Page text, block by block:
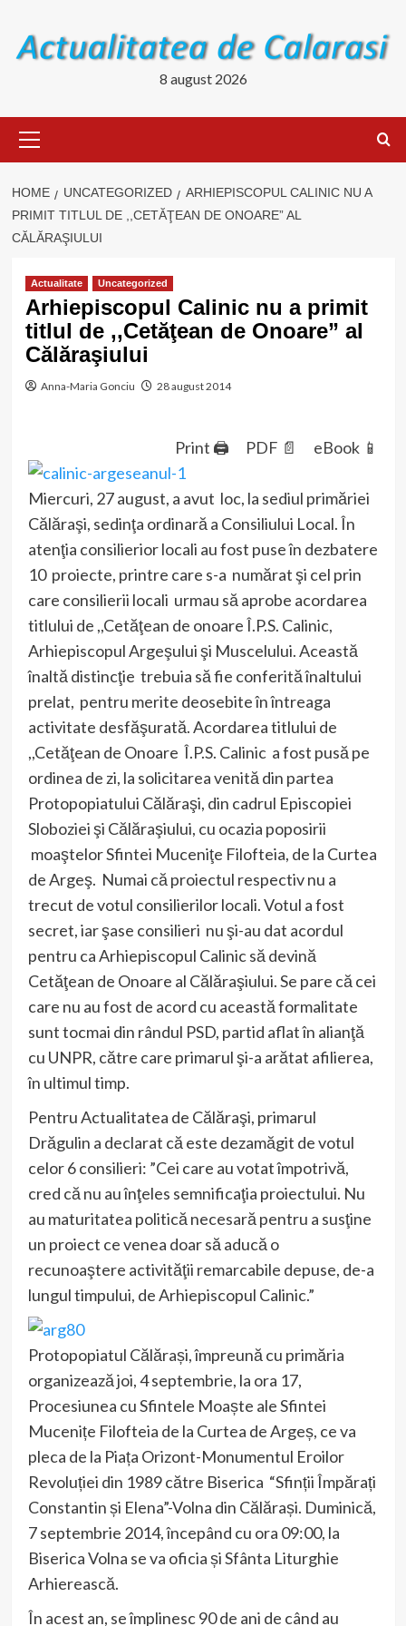
content
8 august 2026
Menu
HOME UNCATEGORIZED
ARHIEPISCOPUL CALINIC NU A
PRIMIT TITLUL DE ,,CETĂŢEAN DE ONOARE” AL
CĂLĂRAŞIULUI
Actualitate Uncategorized
Arhiepiscopul Calinic nu a primit
titlul de ,,Cetăţean de Onoare” al
Călăraşiului
Anna-Maria Gonciu 28 august 2014
Print 🖨 PDF 📄 eBook 📱
Miercuri, 27 august, a avut loc, la sediul primăriei
Călăraşi, sedinţa ordinară a Consiliului Local. În
atenţia consilierior locali au fost puse în dezbatere
10 proiecte, printre care s-a numărat şi cel prin
care consilierii locali urmau să aprobe acordarea
titlului de ,,Cetăţean de onoare Î.P.S. Calinic,
Arhiepiscopul Argeşului şi Muscelului. Această
înaltă distincţie trebuia să fie conferită înaltului
prelat, pentru merite deosebite în întreaga
activitate desfăşurată. Acordarea titlului de
,,Cetăţean de Onoare Î.P.S. Calinic a fost pusă pe
ordinea de zi, la solicitarea venită din partea
Protopopiatului Călăraşi, din cadrul Episcopiei
Sloboziei şi Călăraşiului, cu ocazia poposirii
moaştelor Sfintei Muceniţe Filofteia, de la Curtea
de Argeş. Numai că proiectul respectiv nu a
trecut de votul consilierilor locali. Votul a fost
secret, iar şase consilieri nu şi-au dat acordul
pentru ca Arhiepiscopul Calinic să devină
Cetăţean de Onoare al Călăraşiului. Se pare că cei
care nu au fost de acord cu această formalitate
sunt tocmai din rândul PSD, partid aflat în alianţă
cu UNPR, către care primarul şi-a arătat afilierea,
în ultimul timp.
Pentru Actualitatea de Călăraşi, primarul
Drăgulin a declarat că este dezamăgit de votul
celor 6 consilieri: ”Cei care au votat împotrivă,
cred că nu au înţeles semnificaţia proiectului. Nu
au maturitatea politică necesară pentru a susţine
un proiect ce venea doar să aducă o
recunoaştere activităţii remarcabile depuse, de-a
lungul timpului, de Arhiepiscopul Calinic.”
Protopopiatul Călărași, împreună cu primăria
organizează joi, 4 septembrie, la ora 17,
Procesiunea cu Sfintele Moaște ale Sfintei
Mucenițe Filofteia de la Curtea de Argeș, ce va
pleca de la Piața Orizont-Monumentul Eroilor
Revoluției din 1989 către Biserica “Sfinții Împărați
Constantin și Elena”-Volna din Călărași. Duminică,
7 septembrie 2014, începând cu ora 09:00, la
Biserica Volna se va oficia și Sfânta Liturghie
Arhierească.
În acest an, se împlinesc 90 de ani de când au